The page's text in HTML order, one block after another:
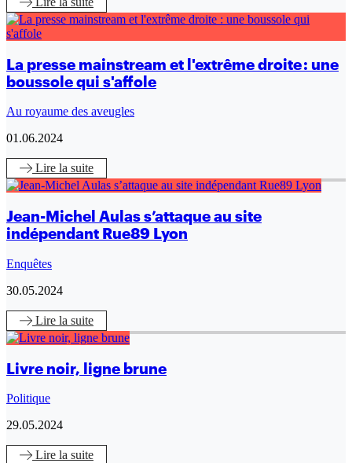
La presse mainstream et l'extrême droite : une
boussole qui s'affole
Au royaume des aveugles
01.06.2024
Lire la suite
Jean-Michel Aulas s’attaque au site
indépendant Rue89 Lyon
Enquêtes
30.05.2024
Lire la suite
Livre noir, ligne brune
Politique
29.05.2024
Lire la suite